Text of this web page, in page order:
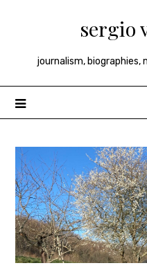
sergio
journalism,